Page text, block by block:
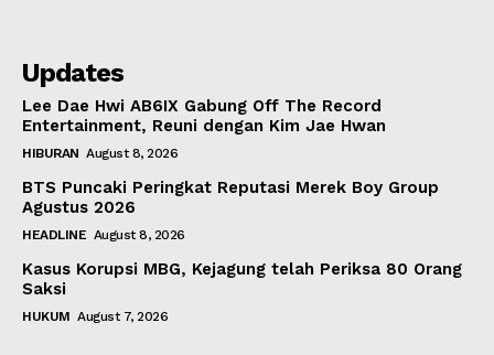
Updates
Lee Dae Hwi AB6IX Gabung Off The Record
Entertainment, Reuni dengan Kim Jae Hwan
HIBURAN August 8, 2026
BTS Puncaki Peringkat Reputasi Merek Boy Group
Agustus 2026
HEADLINE August 8, 2026
Kasus Korupsi MBG, Kejagung telah Periksa 80 Orang
Saksi
HUKUM August 7, 2026